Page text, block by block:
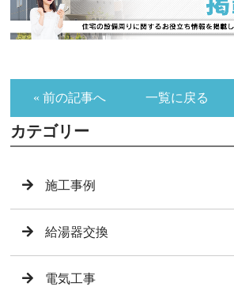
« 前の記事へ 一覧に戻る
カテゴリー
施工事例
給湯器交換
電気工事